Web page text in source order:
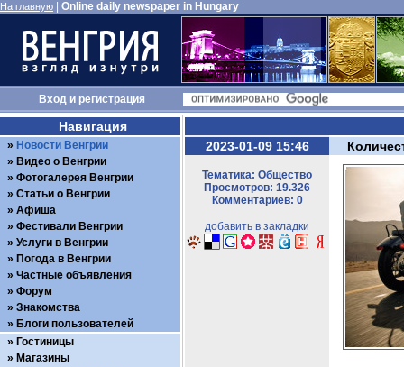
На главную Online daily newspaper in Hungary
Входи регистрация
2023-01-09 15:46
Тематика: Общество
Просмотров: 19.326
Комментариев: 0
добавить в закладки
Навигация
Новости Венгрии
Видео о Венгрии
Фотогалерея Венгрии
Статьи о Венгрии
Афиша
Фестивали Венгрии
Услуги в Венгрии
Погода в Венгрии
Частные объявления
Форум
Знакомства
Блоги пользователей
Гостиницы
Магазины